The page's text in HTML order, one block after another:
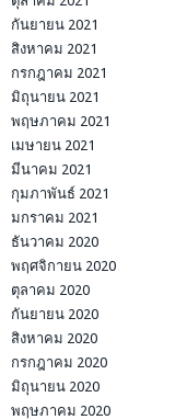
กันยายน 2021
สิงหาคม 2021
กรกฎาคม 2021
มิถุนายน 2021
พฤษภาคม 2021
เมษายน 2021
มีนาคม 2021
กุมภาพันธ์ 2021
มกราคม 2021
ธันวาคม 2020
พฤศจิกายน 2020
ตุลาคม 2020
กันยายน 2020
สิงหาคม 2020
กรกฎาคม 2020
มิถุนายน 2020
พฤษภาคม 2020